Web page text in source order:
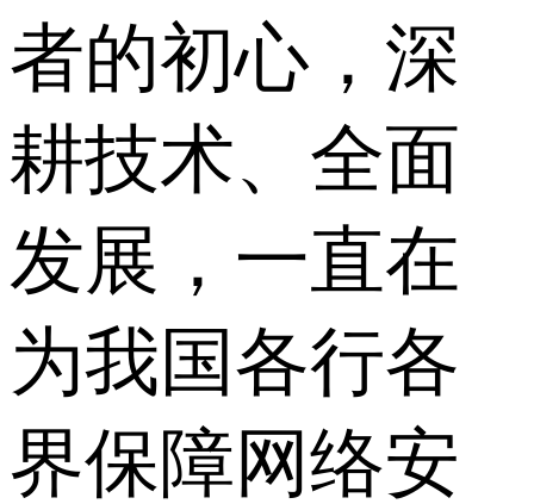
者的初心，深
耕技术、全面
发展，一直在
为我国各行各
界保障网络安